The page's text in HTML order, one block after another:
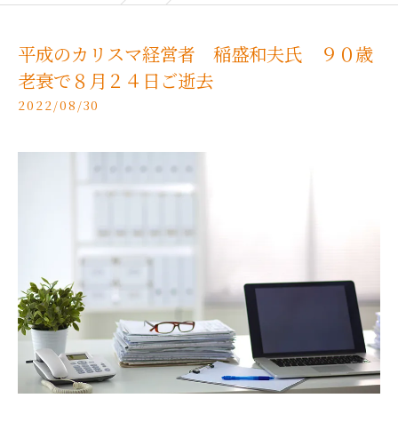
平成のカリスマ経営者 稲盛和夫氏 ９０歳
老衰で８月２４日ご逝去
2022/08/30